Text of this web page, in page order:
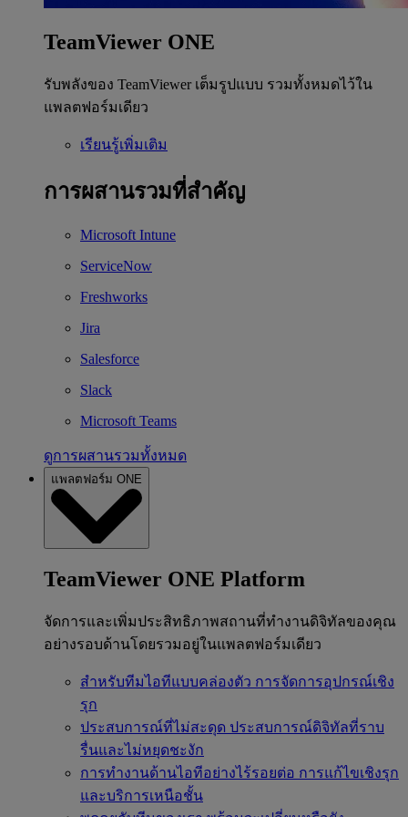
TeamViewer ONE
รับพลังของ TeamViewer เต็มรูปแบบ รวมทั้งหมดไว้ใน
แพลตฟอร์มเดียว
เรียนรู้เพิ่มเติม
การผสานรวมที่สำคัญ
Microsoft Intune
ServiceNow
Freshworks
Jira
Salesforce
Slack
Microsoft Teams
ดูการผสานรวมทั้งหมด
แพลตฟอร์ม ONE
TeamViewer ONE Platform
จัดการและเพิ่มประสิทธิภาพสถานที่ทำงานดิจิทัลของคุณ
อย่างรอบด้านโดยรวมอยู่ในแพลตฟอร์มเดียว
สำหรับทีมไอทีแบบคล่องตัว การจัดการอุปกรณ์เชิง
รุก
ประสบการณ์ที่ไม่สะดุด ประสบการณ์ดิจิทัลที่ราบ
รื่นและไม่หยุดชะงัก
การทำงานด้านไอทีอย่างไร้รอยต่อ การแก้ไขเชิงรุก
และบริการเหนือชั้น